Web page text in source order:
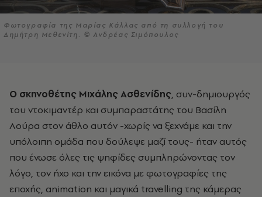
Φωτογραφία της Μαρίας Κάλλας από τη συλλογή του
Δημήτρη Μεθενίτη. © Ανδρέας Σιμόπουλος
Ο σκηνοθέτης Μιχάλης Ασθενίδης, συν-δημιουργός
του ντοκιμαντέρ και συμπαραστάτης του Βασίλη
Λούρα στον άθλο αυτόν -χωρίς να ξεχνάμε και την
υπόλοιπη ομάδα που δούλεψε μαζί τους- ήταν αυτός
που ένωσε όλες τις ψηφίδες συμπληρώνοντας τον
λόγο, τον ήχο και την εικόνα με φωτογραφίες της
εποχής, animation και μαγικά travelling της κάμερας